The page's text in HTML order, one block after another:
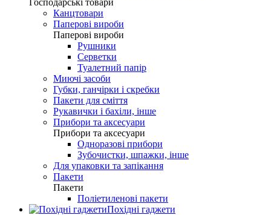
Господарські товари
Канцтовари
Паперові вироби
Паперові вироби
Рушники
Серветки
Туалетний папір
Миючі засоби
Губки, ганчірки і скребки
Пакети для сміття
Рукавички і бахіли, інше
Прибори та аксесуари
Прибори та аксесуари
Одноразові прибори
Зубочистки, шпажки, інше
Для упаковки та запікання
Пакети
Пакети
Поліетиленові пакети
Похідні гаджети